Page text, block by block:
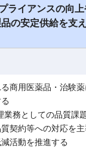
ライアンスの向
の安定供給を支
る商用医薬品・治験
務としての品質課
契約等への対応を
活動を推進する